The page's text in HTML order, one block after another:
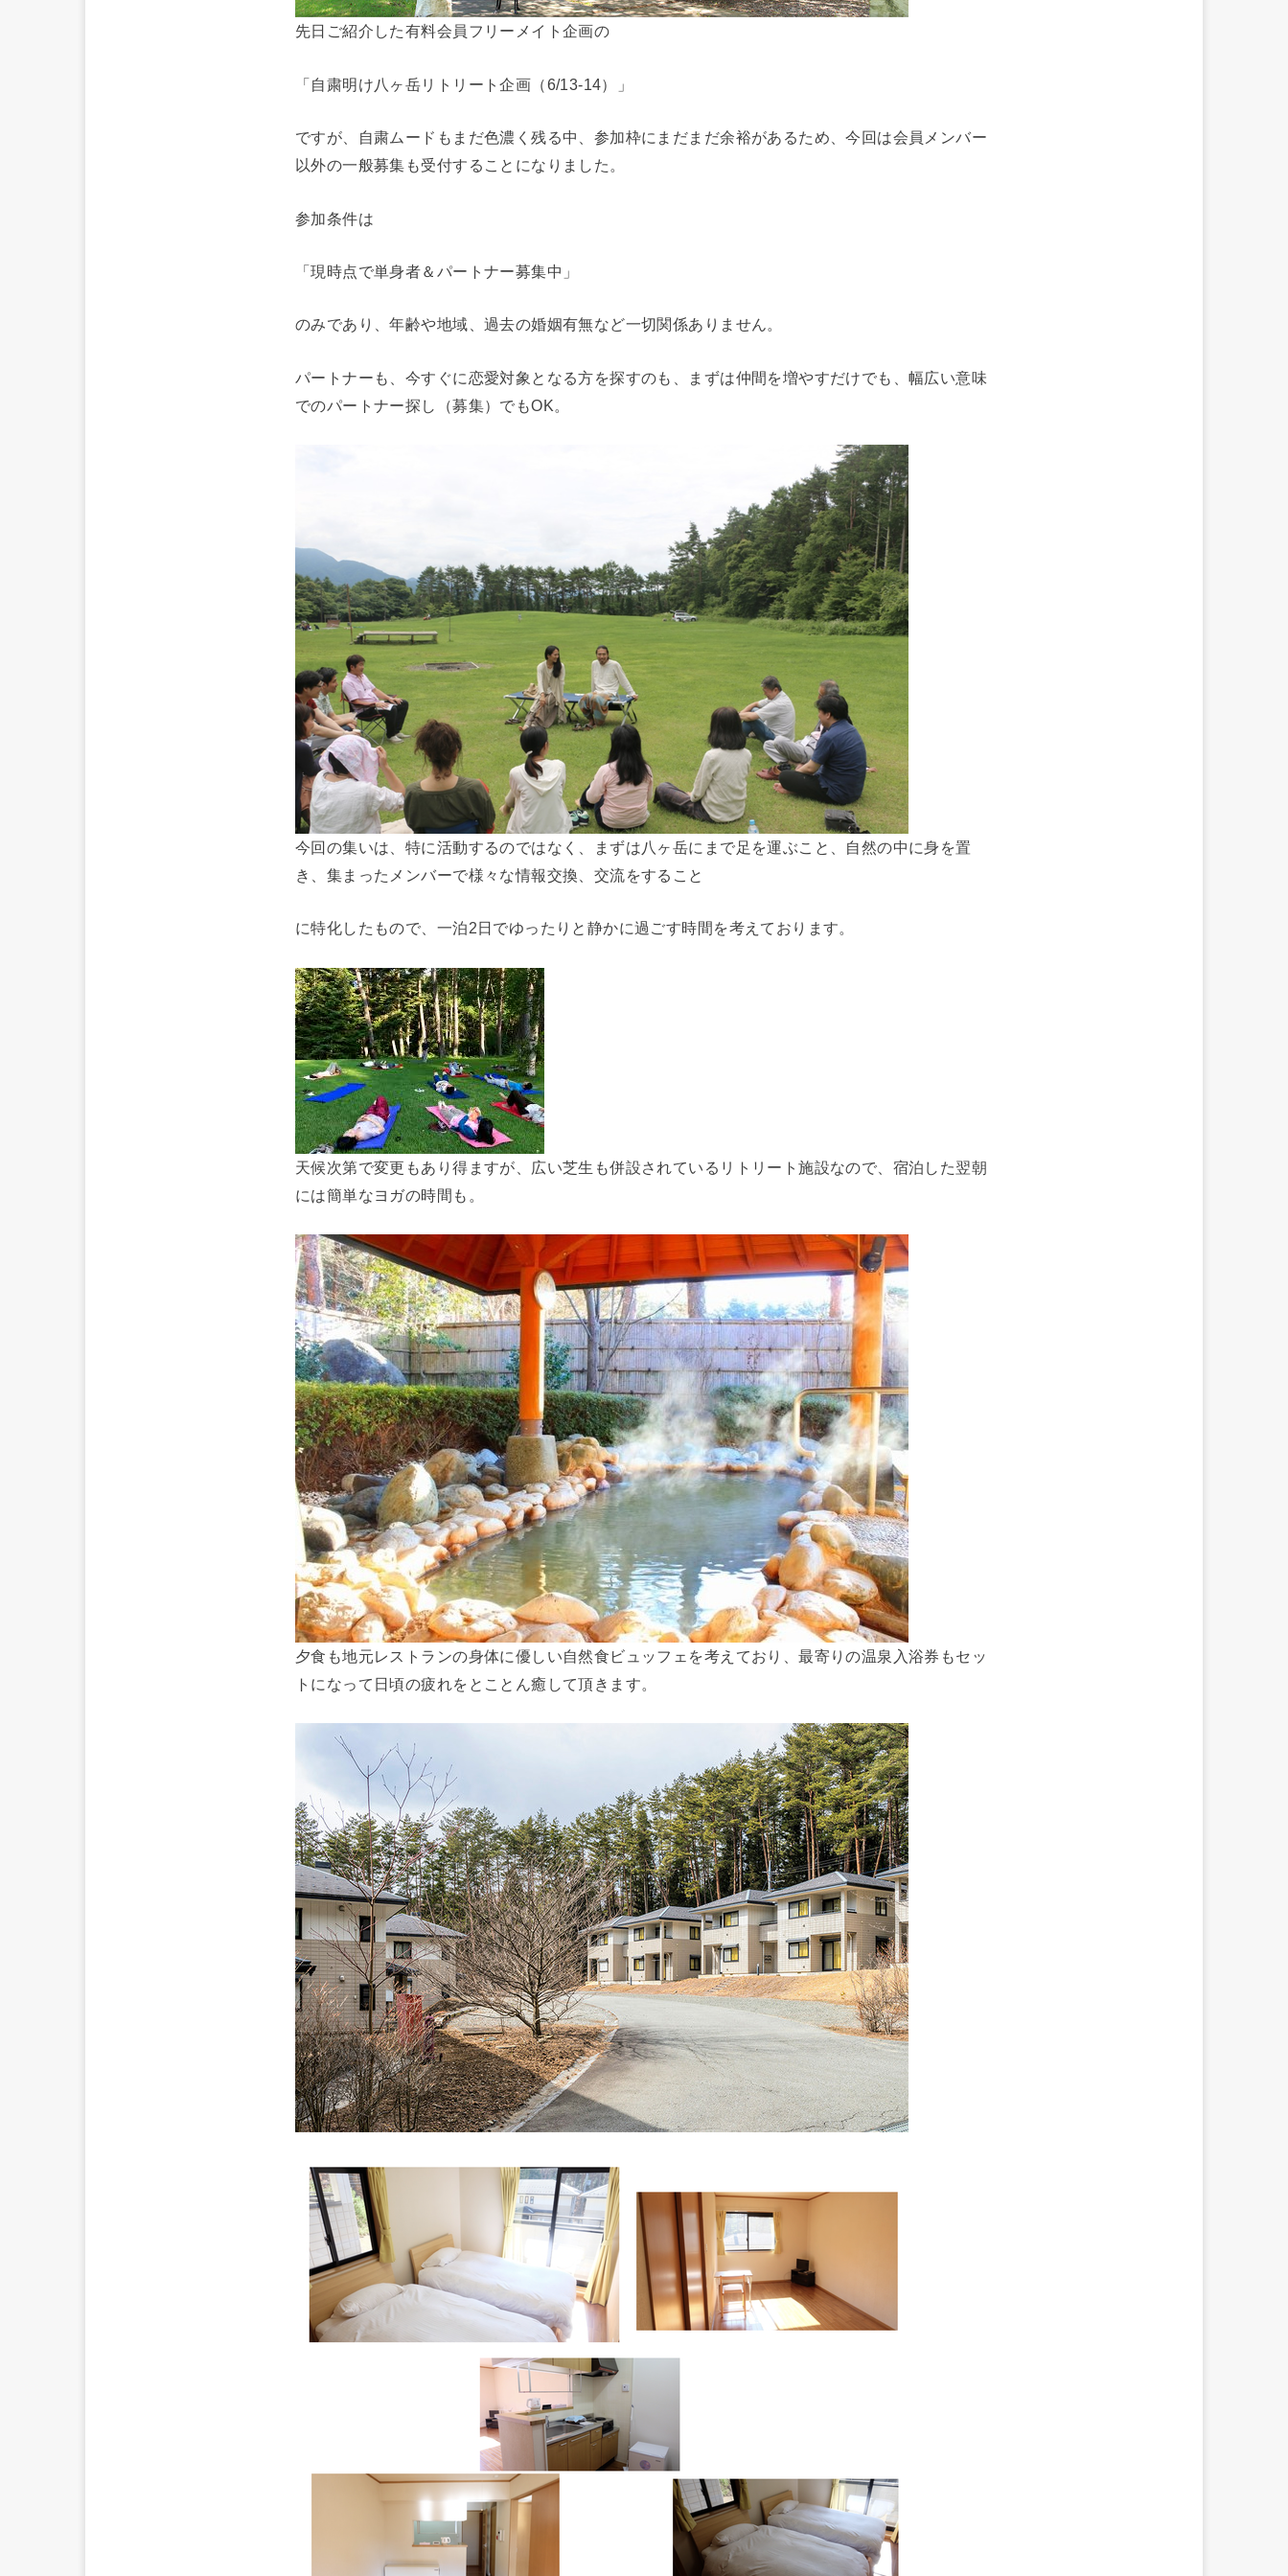
先日ご紹介した有料会員フリーメイト企画の
「自粛明け八ヶ岳リトリート企画（6/13-14）」
ですが、自粛ムードもまだ色濃く残る中、参加枠にまだまだ余裕があるため、今回は会員メンバー
以外の一般募集も受付することになりました。
参加条件は
「現時点で単身者＆パートナー募集中」
のみであり、年齢や地域、過去の婚姻有無など一切関係ありません。
パートナーも、今すぐに恋愛対象となる方を探すのも、まずは仲間を増やすだけでも、幅広い意味
でのパートナー探し（募集）でもOK。
今回の集いは、特に活動するのではなく、まずは八ヶ岳にまで足を運ぶこと、自然の中に身を置
き、集まったメンバーで様々な情報交換、交流をすること
に特化したもので、一泊2日でゆったりと静かに過ごす時間を考えております。
天候次第で変更もあり得ますが、広い芝生も併設されているリトリート施設なので、宿泊した翌朝
には簡単なヨガの時間も。
夕食も地元レストランの身体に優しい自然食ビュッフェを考えており、最寄りの温泉入浴券もセッ
トになって日頃の疲れをとことん癒して頂きます。